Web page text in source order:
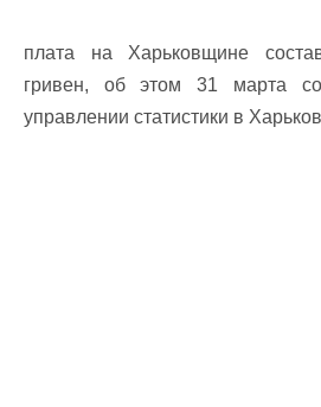
плата на Харьковщине
гривен, об этом 31 марта
управлении статистики в